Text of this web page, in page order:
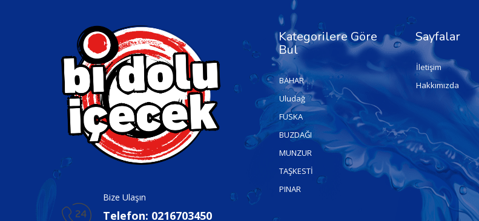
Bize Ulaşın
Telefon: 0216703450
Kategorilere Göre
Bul
BAHAR
Uludağ
FUSKA
BUZDAĞI
MUNZUR
TAŞKESTİ
PINAR
Sayfalar
İletişim
Hakkımızda